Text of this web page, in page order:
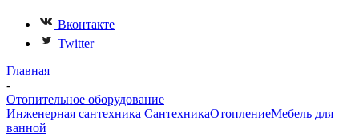
Вконтакте
Twitter
Главная
-
Отопительное оборудование
Инженерная сантехника СантехникаОтоплениеМебель для
ванной